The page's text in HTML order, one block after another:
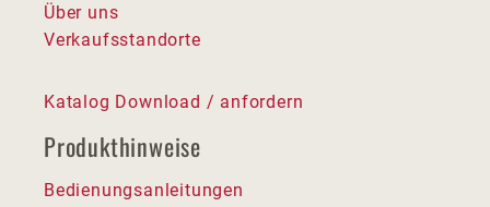
Über uns
Verkaufsstandorte
Katalog Download / anfordern
Produkthinweise
Bedienungsanleitungen